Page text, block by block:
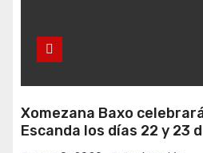
Xomezana Baxo
Escanda los días 22 y 23